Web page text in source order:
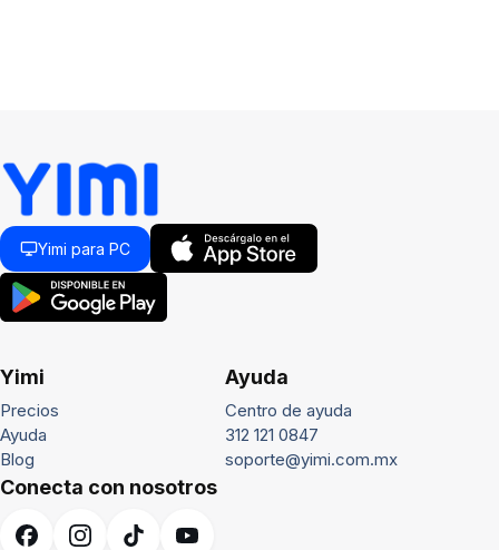
Yimi para PC
Yimi
Precios
Ayuda
Blog
Ayuda
Centro de ayuda
312 121 0847
soporte@yimi.com.mx
Conecta con nosotros